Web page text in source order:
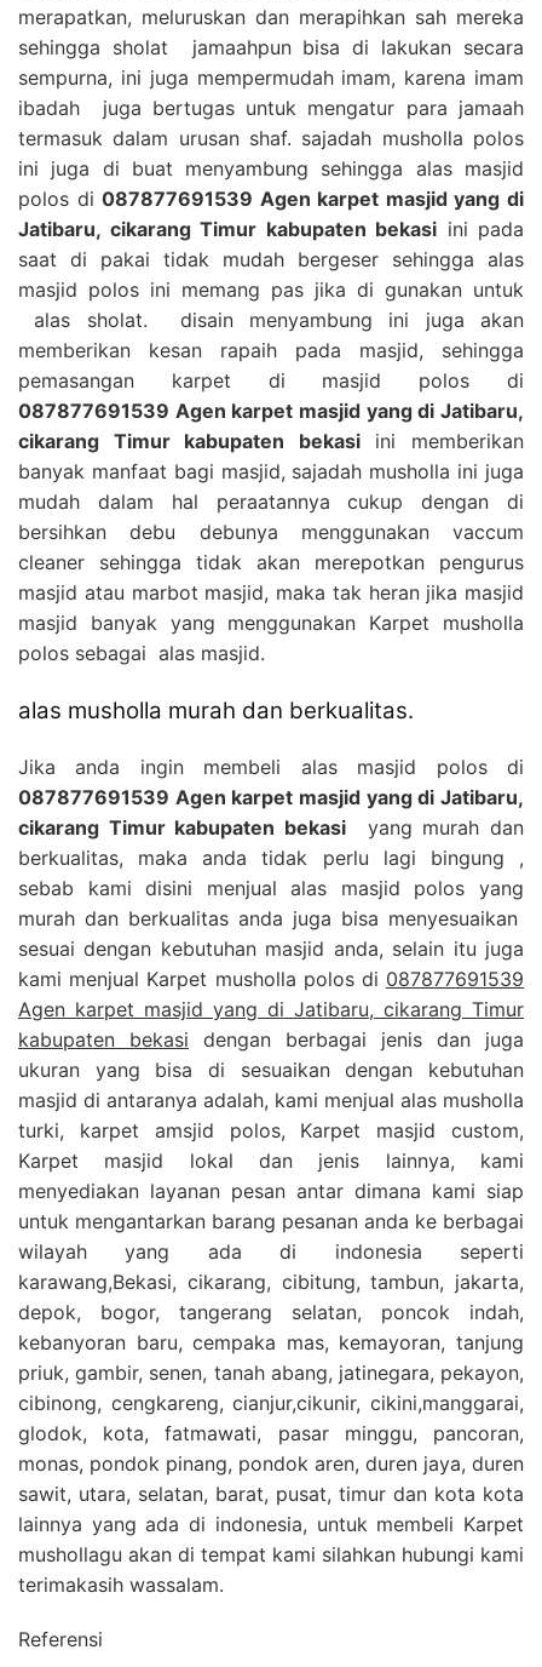
merapatkan, meluruskan dan merapihkan sah mereka
sehingga sholat jamaahpun bisa di lakukan secara
sempurna, ini juga mempermudah imam, karena imam
ibadah juga bertugas untuk mengatur para jamaah
termasuk dalam urusan shaf. sajadah musholla polos
ini juga di buat menyambung sehingga alas masjid
polos di087877691539 Agen karpet masjid yang di
Jatibaru, cikarang Timur kabupaten bekasi ini pada
saat di pakai tidak mudah bergeser sehingga alas
masjid polos ini memang pas jika di gunakan untuk
alas sholat. disain menyambung ini juga akan
memberikan kesan rapaih pada masjid, sehingga
pemasangan karpet di masjid polos di
087877691539 Agen karpet masjid yang di Jatibaru,
cikarang Timur kabupaten bekasiini memberikan
banyak manfaat bagi masjid, sajadah musholla ini juga
mudah dalam hal peraatannya cukup dengan di
bersihkan debu debunya menggunakan vaccum
cleaner sehingga tidak akan merepotkan pengurus
masjid atau marbot masjid, maka tak heran jika masjid
masjid banyak yang menggunakan Karpet musholla
polos sebagai alas masjid.
alas musholla murah dan berkualitas.
Jika anda ingin membeli alas masjid polos di
087877691539 Agen karpet masjid yang di Jatibaru,
cikarang Timur kabupaten bekasi yang murah dan
berkualitas, maka anda tidak perlu lagi bingung ,
sebab kami disini menjual alas masjid polos yang
murah dan berkualitas anda juga bisa menyesuaikan
sesuai dengan kebutuhan masjid anda, selain itu juga
kami menjual Karpet musholla polos di 087877691539
Agen karpet masjid yang di Jatibaru, cikarang Timur
kabupaten bekasi dengan berbagai jenis dan juga
ukuran yang bisa di sesuaikan dengan kebutuhan
masjid di antaranya adalah, kami menjual alas musholla
turki, karpet amsjid polos, Karpet masjid custom,
Karpet masjid lokal dan jenis lainnya, kami
menyediakan layanan pesan antar dimana kami siap
untuk mengantarkan barang pesanan anda ke berbagai
wilayah yang ada di indonesia seperti
karawang,Bekasi, cikarang, cibitung, tambun, jakarta,
depok, bogor, tangerang selatan, poncok indah,
kebanyoran baru, cempaka mas, kemayoran, tanjung
priuk, gambir, senen, tanah abang, jatinegara, pekayon,
cibinong, cengkareng, cianjur,cikunir, cikini,manggarai,
glodok, kota, fatmawati, pasar minggu, pancoran,
monas, pondok pinang, pondok aren, duren jaya, duren
sawit, utara, selatan, barat, pusat, timur dan kota kota
lainnya yang ada di indonesia, untuk membeli Karpet
mushollagu akan di tempat kami silahkan hubungi kami
terimakasih wassalam.
Referensi